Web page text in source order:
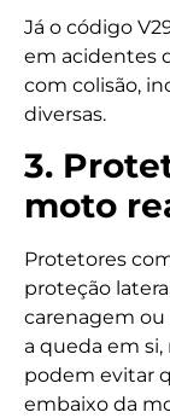
Já o código
em acidentes
com colisão,
diversas.
3.
moto
Protetores
proteção
carenagem
a queda em
podem evitar
embaixo da